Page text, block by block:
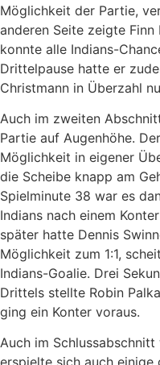
Möglichkeit der Partie,
anderen Seite zeigte
konnte alle Indians-
Drittelpause hatte er
Christmann in Überzahl
Auch im zweiten
Partie auf Augenhöhe.
Möglichkeit in eigener
die Scheibe knapp am
Spielminute 38 war es
Indians nach einem
später hatte Dennis
Möglichkeit zum 1:1,
Indians-Goalie. Drei
Drittels stellte Robin
ging ein Konter voraus.
Auch im